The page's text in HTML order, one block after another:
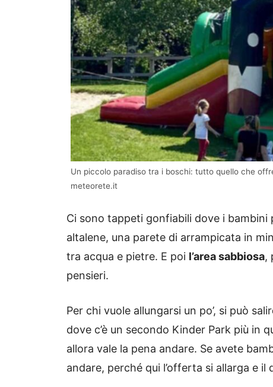
Un piccolo paradiso tra i boschi: tutto quello che
meteorete.it
Ci sono tappeti gonfiabili dove i
altalene, una parete di arrampicata in
tra acqua e pietre. E poi l’area sabbiosa,
pensieri.
Per chi vuole allungarsi un po’, si può
dove c’è un secondo Kinder Park più in
allora vale la pena andare. Se avete
andare, perché qui l’offerta si allarga e